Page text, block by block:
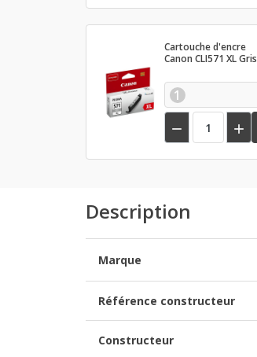
Cartouche d'encre
Canon CLI571 XL Gris
1
 
Description
Marque
Référence constructeur
Constructeur